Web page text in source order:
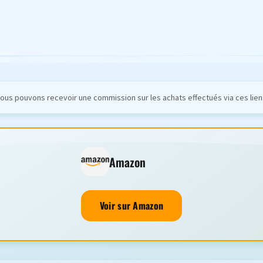
pouvons recevoir une commission sur les achats effectués via ces
Amazon
Voir sur Amazon